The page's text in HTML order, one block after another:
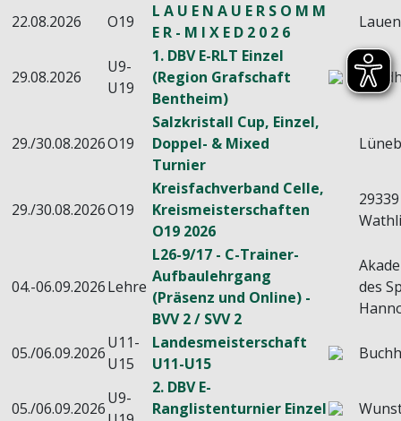
22.08.2026 O19
L A U E N A U E R S O M M
E R - M I X E D 2 0 2 6
29.08.2026
U9-
U19
1. DBV E-RLT Einzel
(Region Grafschaft
Bentheim)
29./30.08.2026O19
Salzkristall Cup, Einzel,
Doppel- & Mixed
Turnier
29./30.08.2026O19
Kreisfachverband Celle,
Kreismeisterschaften
O19 2026
29339
04.-06.09.2026Lehre
L26-9/17 - C-Trainer-
Aufbaulehrgang
(Präsenz und Online) -
BVV 2 / SVV 2
des
05./06.09.2026
U11-
U15
Landesmeisterschaft
U11-U15
05./06.09.2026
U9-
2. DBV E-
Ranglistenturnier Einzel